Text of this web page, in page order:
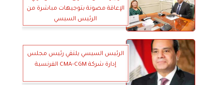
الإعاقة مصونة بتوجيهات مباشرة من
الرئيس السيسي
الرئيس السيسي يلتقي رئيس مجلس
إدارة شركة CMA-CGM الفرنسية